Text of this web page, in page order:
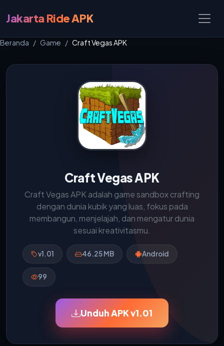
Jakarta Ride APK
Beranda Game Craft Vegas APK
Craft Vegas APK
Craft Vegas APK adalah game sandbox crafting
dengan dunia kubik yang luas, fokus pada
membangun, menjelajah, dan mengatur dunia
sesuai kreativitasmu.
v1.01 46.25 MB Android
99
Unduh APK v1.01